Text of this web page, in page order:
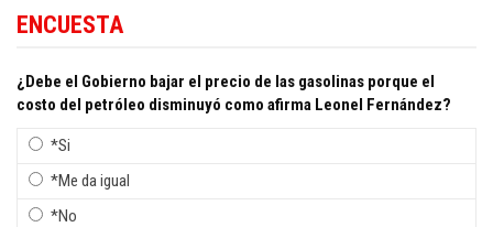
ENCUESTA
¿Debe el Gobierno bajar el precio de las gasolinas porque el
costo del petróleo disminuyó como afirma Leonel Fernández?
*Si
*Me da igual
*No